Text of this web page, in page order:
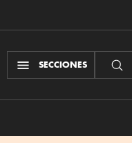
SECCIONES